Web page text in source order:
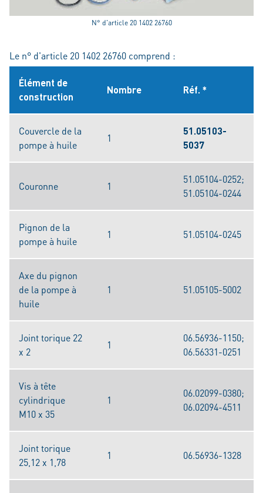
N° d'article 20 1402 26760
Le n° d'article 20 1402 26760 comprend :
Élément de
construction
Nombre Réf. *
Couvercle de la
pompe à huile
1
51.05103-
5037
Couronne 1
51.05104-0252;
51.05104-0244
Pignon de la
pompe à huile
1 51.05104-0245
Axe du pignon
de la pompe à
huile
1 51.05105-5002
Joint torique 22
x 2
1
06.56936-1150;
06.56331-0251
Vis à tête
cylindrique
M10 x 35
1
06.02099-0380;
06.02094-4511
Joint torique
25,12 x 1,78
1 06.56936-1328